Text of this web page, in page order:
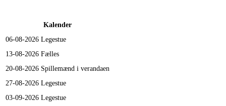
Kalender
06-08-2026 Legestue
13-08-2026 Fælles
20-08-2026 Spillemænd i verandaen
27-08-2026 Legestue
03-09-2026 Legestue